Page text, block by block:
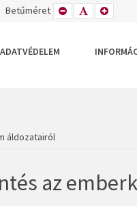
Betűméret KISEBB
BETŰTÍPUS
BETŰMÉRET
ADATVÉDELEM
áldozatairól
az